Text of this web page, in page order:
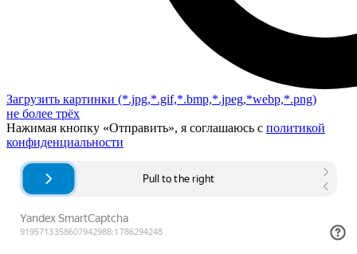
Загрузить картинки (*.jpg,*.gif,*.bmp,*.jpeg,*webp,*.png)
не более трёх
Нажимая кнопку «Отправить», я соглашаюсь с политикой
конфиденциальности